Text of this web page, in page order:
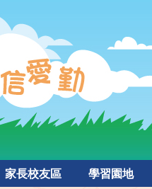
家長校友區 學習園地